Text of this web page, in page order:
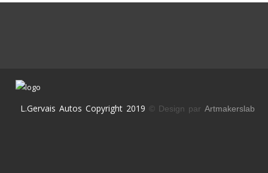
L.Gervais Autos Copyright 2019 © Design par Artmakerslab